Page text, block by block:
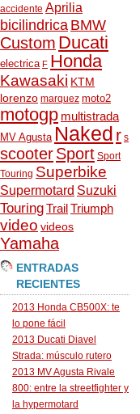
accidente Aprilia
bicilindrica BMW
Custom Ducati
electrica F Honda
Kawasaki KTM
lorenzo marquez moto2
motogp multistrada
MV Agusta Naked r s
scooterSport Sport
Touring Superbike
Supermotard Suzuki
TouringTrailTriumph
video videos
Yamaha
ENTRADAS
RECIENTES
2013 Honda CB500X: te
lo pone fácil
2013 Ducati Diavel
Strada: músculo rutero
2013 MV Agusta Rivale
800: entre la streetfighter y
la hypermotard